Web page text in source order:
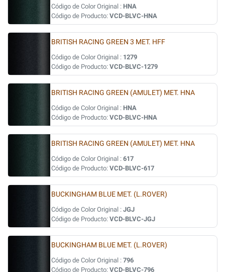
Código de Color Original : HNA
Código de Producto: VCD-BLVC-HNA
BRITISH RACING GREEN 3 MET. HFF
Código de Color Original : 1279
Código de Producto: VCD-BLVC-1279
BRITISH RACING GREEN (AMULET) MET. HNA
Código de Color Original : HNA
Código de Producto: VCD-BLVC-HNA
BRITISH RACING GREEN (AMULET) MET. HNA
Código de Color Original : 617
Código de Producto: VCD-BLVC-617
BUCKINGHAM BLUE MET. (L.ROVER)
Código de Color Original : JGJ
Código de Producto: VCD-BLVC-JGJ
BUCKINGHAM BLUE MET. (L.ROVER)
Código de Color Original : 796
Código de Producto: VCD-BLVC-796